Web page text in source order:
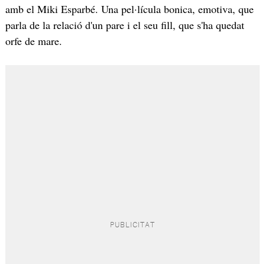
amb el Miki Esparbé. Una pel·lícula bonica, emotiva, que
parla de la relació d'un pare i el seu fill, que s'ha quedat
orfe de mare.